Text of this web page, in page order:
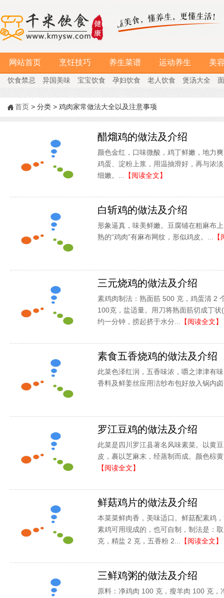
网站首页 烹饪技巧 养生菜谱 运动养生 美
饮食禁忌 异国美味 宝宝饮食 孕妇饮食 老人饮食 煲汤大全
首页 > 分类 > 鸡肉家常做法大全以及注意事项
醋熘鸡的做法及介绍
颜色金红，口味微酸，鸡丁鲜嫩，地力
鸡蛋、淀粉上浆，用温抽滑好，再与浓
细嫩。...
【阅读全文】
白斩鸡的做法及介绍
形象逼真，味美鲜嫩。豆腐铺在粗麻布
熟的“鸡肉”有麻布网纹，形似鸡皮。...
三元烧鸡的做法及介绍
素鸡肉制法：熟面筋 500 克，鸡蛋清 2
100克，盐适量。用刀将熟面筋切成丁
约一分钟，捞起挤于水分...
【阅读全文】
素食五香烧鸡的做法及介绍
此菜色泽红润，五香味浓，嚼之津津有
香料及鲜姜丝应用洁纱布包好放入锅内
罗江豆鸡的做法及介绍
此菜是四川罗江县著名风味素菜。以黄
皮，裹以芝麻末，经蒸制而成。颜色棕
【阅读全文】
鲜菇鸡片的做法及介绍
本菜菜鲜肉香，美味适口。鲜菇配素鸡
素鸡可用现成的，也可自制，制法是：
克，精盐 2 克，五香粉 2...
【阅读全文】
三鲜鸡粥的做法及介绍
原料：净鸡肉 100 克，瘦羊肉 100 克